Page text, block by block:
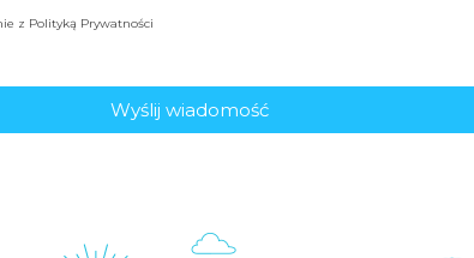
z Polityką Prywatności
Wyślij wiadomość